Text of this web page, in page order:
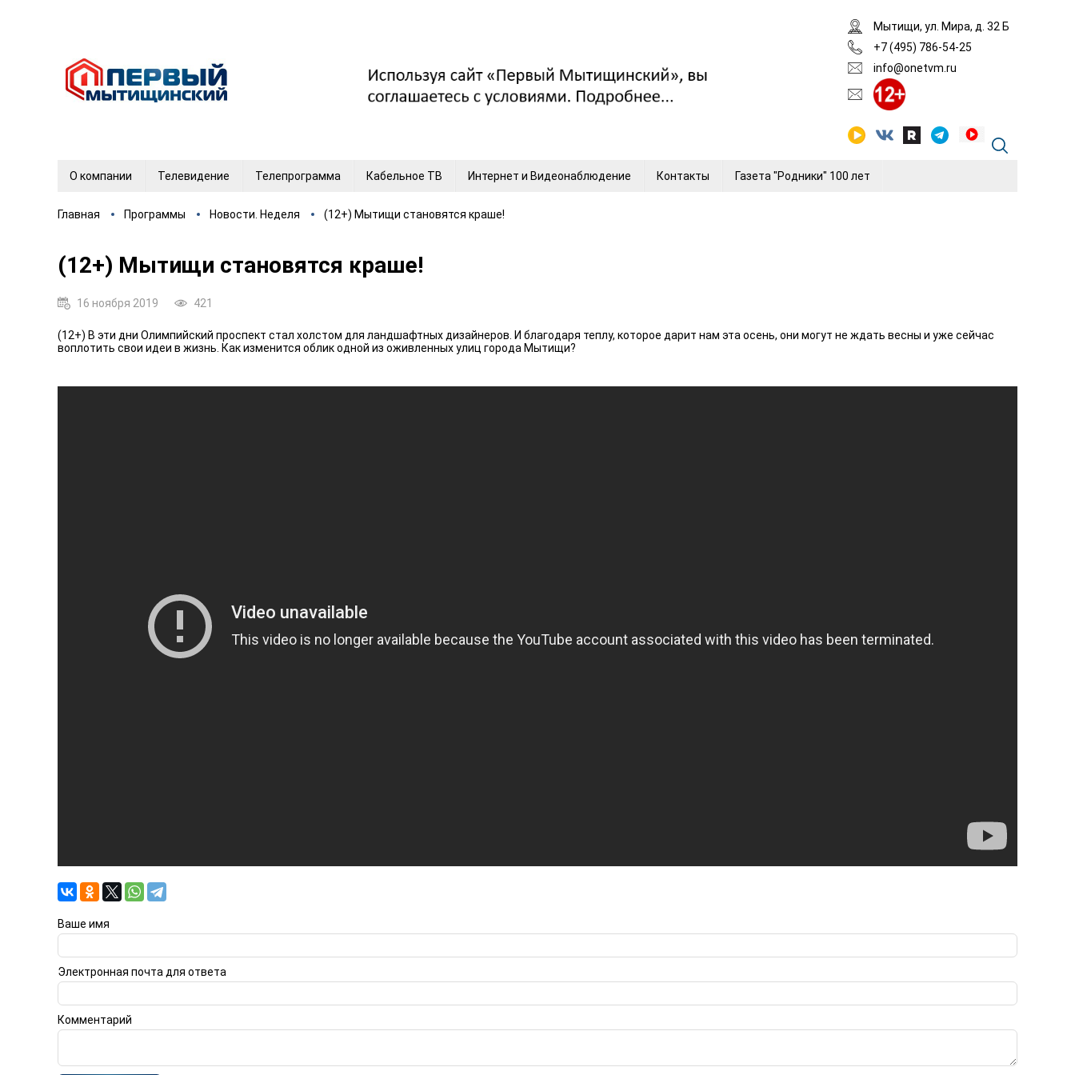
Мытищи, ул. Мира, д. 32 Б
+7 (495) 786-54-25
info@onetvm.ru
О компании Телевидение Телепрограмма Кабельное ТВ Интернет и Видеонаблюдение Контакты Газета "Родники" 100 лет
Главная Программы Новости. Неделя (12+) Мытищи становятся краше!
(12+) Мытищи становятся краше!
16 ноября 2019 421
(12+) В эти дни Олимпийский проспект стал холстом для ландшафтных дизайнеров. И благодаря теплу, которое дарит нам эта осень, они могут не ждать весны и уже сейчас
воплотить свои идеи в жизнь. Как изменится облик одной из оживленных улиц города Мытищи?
Ваше имя
Электронная почта для ответа
Комментарий